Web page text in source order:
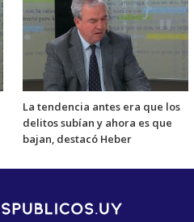
La tendencia antes era que los
delitos subían y ahora es que
bajan, destacó Heber